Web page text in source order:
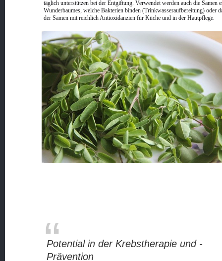
täglich unterstützen bei der Entgiftung. Verwendet werden auch die Samen
Wunderbaumes, welche Bakterien binden (Trinkwasseraufbereitung) oder
der Samen mit reichlich Antioxidanzien für Küche und in der Hautpflege.
Potential in der Krebstherapie und -
Prävention